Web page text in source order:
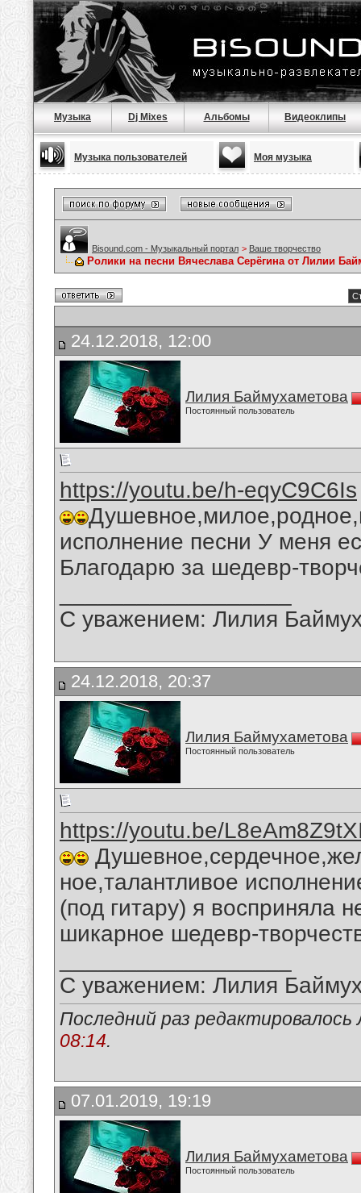
Музыка Dj Mixes Альбомы Видеоклипы
Музыка пользователей Моя музыка
Bisound.com - Музыкальный портал > Ваше творчество
Ролики на песни Вячеслава Серёгина от Лилии
24.12.2018, 12:00
Лилия Баймухаметова
Постоянный пользователь
https://youtu.be/h-eqyC9C6Is
исполнение песни У меня
Благодарю за шедевр-
С уважением: Лилия
24.12.2018, 20:37
Лилия Баймухаметова
Постоянный пользователь
https://youtu.be/
ное,талантливое
(под гитару) я восприняла
шикарное шедевр-
С уважением: Лилия
Последний раз
08:14.
07.01.2019, 19:19
Лилия Баймухаметова
Постоянный пользователь